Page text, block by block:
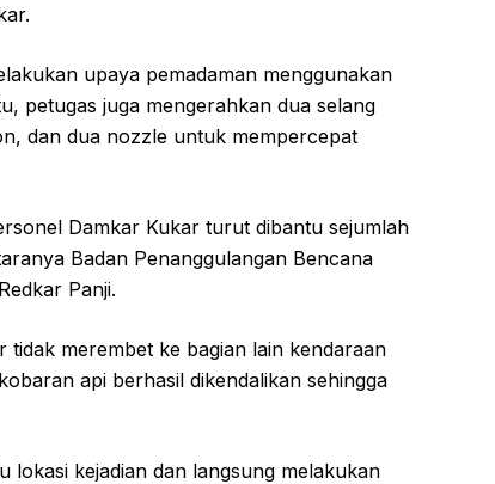
upaya pemadaman menggunakan
petugas juga mengerahkan dua selang
dan dua nozzle untuk mempercepat
Damkar Kukar turut dibantu sejumlah
Badan Penanggulangan Bencana
Panji.
tidak merembet ke bagian lain kendaraan
api berhasil dikendalikan sehingga
lokasi kejadian dan langsung melakukan